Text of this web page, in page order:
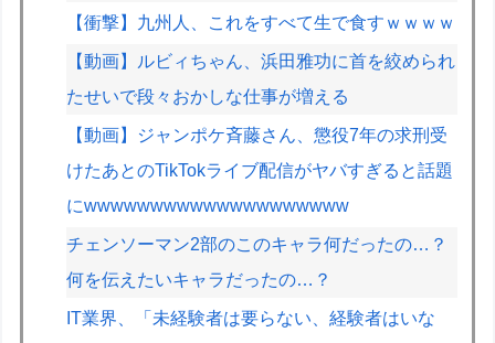
【衝撃】九州人、これをすべて生で食すｗｗｗｗ
【動画】ルビィちゃん、浜田雅功に首を絞められ
たせいで段々おかしな仕事が増える
【動画】ジャンポケ斉藤さん、懲役7年の求刑受
けたあとのTikTokライブ配信がヤバすぎると話題
にwwwwwwwwwwwwwwwwwwww
チェンソーマン2部のこのキャラ何だったの…？
何を伝えたいキャラだったの…？
IT業界、「未経験者は要らない、経験者はいな